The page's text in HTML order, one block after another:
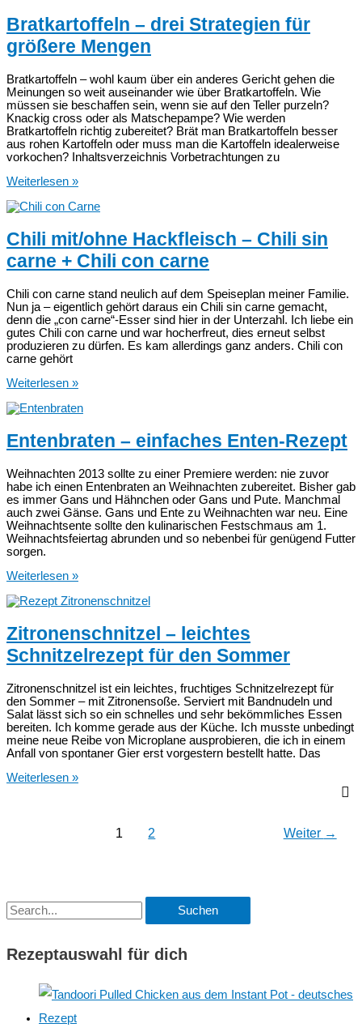
Pasta
aus
dem
Instant
Bratkartoffeln – drei Strategien für
größere Mengen
Bratkartoffeln – wohl kaum über ein anderes Gericht gehen die
Meinungen so weit auseinander wie über Bratkartoffeln. Wie
müssen sie beschaffen sein, wenn sie auf den Teller purzeln?
Knackig cross oder als Matschepampe? Wie werden
Bratkartoffeln richtig zubereitet? Brät man Bratkartoffeln besser
aus rohen Kartoffeln oder muss man die Kartoffeln idealerweise
vorkochen? Inhaltsverzeichnis Vorbetrachtungen zu
Bratkartoffeln
drei
für
größere
Mengen
Weiterlesen »
Chili mit/ohne Hackfleisch – Chili sin
carne + Chili con carne
Chili con carne stand neulich auf dem Speiseplan meiner Familie.
Nun ja – eigentlich gehört daraus ein Chili sin carne gemacht,
denn die „con carne“-Esser sind hier in der Unterzahl. Ich liebe ein
gutes Chili con carne und war hocherfreut, dies erneut selbst
produzieren zu dürfen. Es kam allerdings ganz anders. Chili con
carne gehört
Chili
Hackfleisch
Chili
sin
+
Chili
con
carne
Weiterlesen »
Entenbraten – einfaches Enten-Rezept
Weihnachten 2013 sollte zu einer Premiere werden: nie zuvor
habe ich einen Entenbraten an Weihnachten zubereitet. Bisher gab
es immer Gans und Hähnchen oder Gans und Pute. Manchmal
auch zwei Gänse. Gans und Ente zu Weihnachten war neu. Eine
Weihnachtsente sollte den kulinarischen Festschmaus am 1.
Weihnachtsfeiertag abrunden und so nebenbei für genügend Futter
sorgen.
Entenbraten
einfaches
Rezept
Weiterlesen »
Zitronenschnitzel – leichtes
Schnitzelrezept für den Sommer
Zitronenschnitzel ist ein leichtes, fruchtiges Schnitzelrezept für
den Sommer – mit Zitronensoße. Serviert mit Bandnudeln und
Salat lässt sich so ein schnelles und sehr bekömmliches Essen
bereiten. Ich komme gerade aus der Küche. Ich musste unbedingt
meine neue Reibe von Microplane ausprobieren, die ich in einem
Anfall von spontaner Gier erst vorgestern bestellt hatte. Das
Zitronenschnitzel
Weiterlesen »
1 2 Weiter →
S
c
Rezeptauswahl für dich